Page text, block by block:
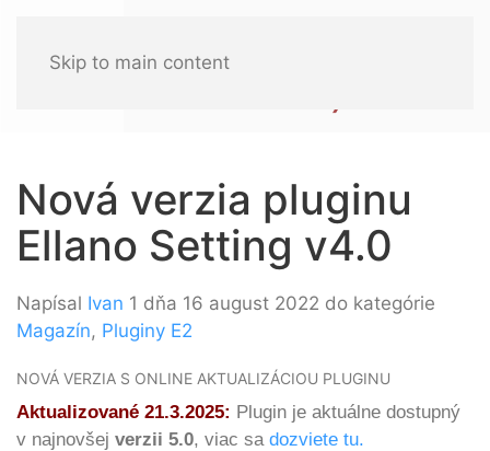
Skip to main content
Nová verzia pluginu
Ellano Setting v4.0
Napísal Ivan 1 dňa 16 august 2022 do kategórie
Magazín, Pluginy E2
NOVÁ VERZIA S ONLINE AKTUALIZÁCIOU PLUGINU
Aktualizované 21.3.2025: Plugin je aktuálne dostupný
v najnovšej verzii 5.0, viac sa dozviete tu.